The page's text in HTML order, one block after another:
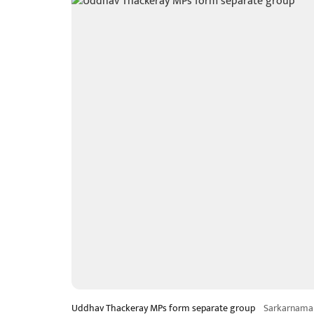
Uddhav Thackeray MPs form separate group Sarkarnama